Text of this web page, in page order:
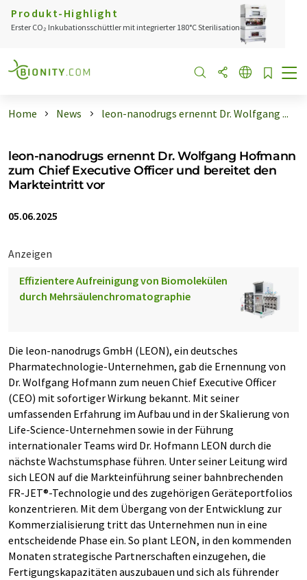
Produkt-Highlight
Erster CO₂ Inkubationsschüttler mit integrierter 180°C Sterilisation
Home News leon-nanodrugs ernennt Dr. Wolfgang ...
leon-nanodrugs ernennt Dr. Wolfgang Hofmann
zum Chief Executive Officer und bereitet den
Markteintritt vor
05.06.2025
Anzeigen
Effizientere Aufreinigung von Biomolekülen
durch Mehrsäulenchromatographie
Die leon-nanodrugs GmbH (LEON), ein deutsches
Pharmatechno­logie-Unternehmen, gab die Ernennung von
Dr. Wolfgang Hofmann zum neuen Chief Executive Officer
(CEO) mit sofortiger Wirkung bekannt. Mit seiner
umfassenden Erfahrung im Aufbau und in der Skalierung von
Life-Science-Unternehmen sowie in der Führung
internationaler Teams wird Dr. Hofmann LEON durch die
nächste Wachstumsphase führen. Unter seiner Leitung wird
sich LEON auf die Markteinführung seiner bahnbrechenden
FR-JET®-Technologie und des zugehörigen Geräteportfolios
konzentrieren. Mit dem Übergang von der Entwicklung zur
Kommerzialisierung tritt das Unternehmen nun in eine
entscheidende Phase ein. So plant LEON, in den kommenden
Monaten strategische Partnerschaften einzugehen, die
Fertigungskapazitäten auszubauen und sich als führender